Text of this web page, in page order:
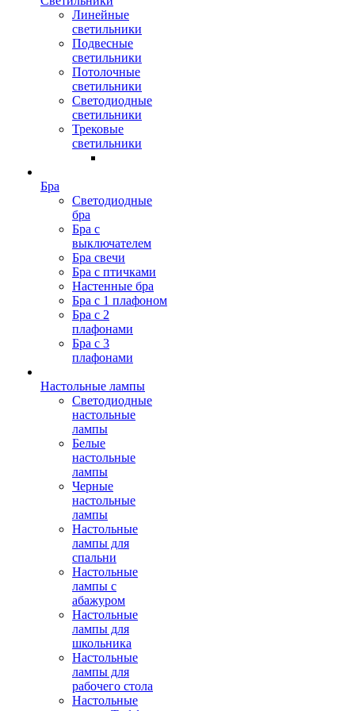
Линейные
светильники
Подвесные
светильники
Потолочные
светильники
Светодиодные
светильники
Трековые
светильники
Бра
Светодиодные
бра
Бра с
выключателем
Бра свечи
Бра с птичками
Настенные бра
Бра с 1 плафоном
Бра с 2
плафонами
Бра с 3
плафонами
Настольные лампы
Светодиодные
настольные
лампы
Белые
настольные
лампы
Черные
настольные
лампы
Настольные
лампы для
спальни
Настольные
лампы с
абажуром
Настольные
лампы для
школьника
Настольные
лампы для
рабочего стола
Настольные